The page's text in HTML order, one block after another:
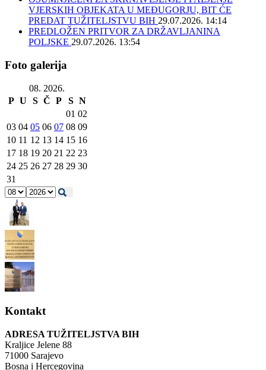
VJERSKIH OBJEKATA U MEĐUGORJU, BIT ĆE
PREDAT TUŽITELJSTVU BIH 29.07.2026. 14:14
PREDLOŽEN PRITVOR ZA DRŽAVLJANINA
POLJSKE 29.07.2026. 13:54
Foto galerija
08. 2026.
P U S Č P S N
01 02
03 04 05 06 07 08 09
10 11 12 13 14 15 16
17 18 19 20 21 22 23
24 25 26 27 28 29 30
31
Kontakt
ADRESA TUŽITELJSTVA BIH
Kraljice Jelene 88
71000 Sarajevo
Bosna i Hercegovina